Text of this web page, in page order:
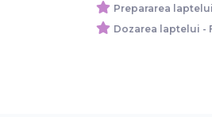
Prepararea
Dozarea laptelui -